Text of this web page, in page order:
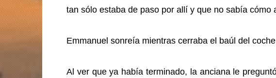
tan sólo estaba de paso por allí y que no sabía cómo
Emmanuel sonreía mientras cerraba el baúl del
Al ver que ya había terminado, la anciana le